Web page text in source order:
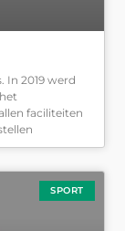
In 2019 werd
faciliteiten
SPORT